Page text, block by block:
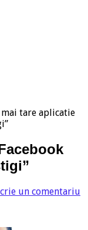
mai tare aplicatie
un comentariu